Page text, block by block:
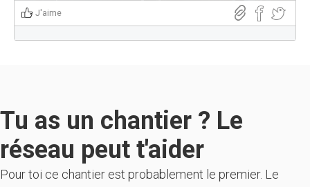
J'aime
Tu as un chantier ? Le
réseau peut t'aider
Pour toi ce chantier est probablement le premier. Le